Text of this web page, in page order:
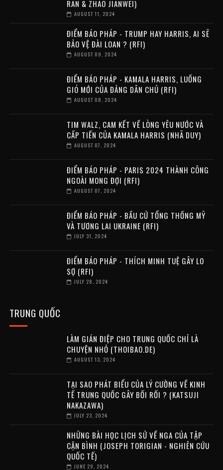
RAN & ZHAO JIANWEI)
AUGUST 11, 2024
ĐIỂM BÁO PHÁP - TRUMP HAY HARRIS, AI SẼ
BẢO VỆ ĐÀI LOAN ? (RFI)
AUGUST 09, 2024
ĐIỂM BÁO PHÁP - KAMALA HARRIS, LUỒNG
GIÓ MỚI CỦA ĐẢNG DÂN CHỦ (RFI)
AUGUST 08, 2024
TIM WALZ, CAM KẾT VỀ LÒNG YÊU NƯỚC VÀ
CẤP TIẾN CỦA KAMALA HARRIS (NHÃ DUY)
AUGUST 07, 2024
ĐIỂM BÁO PHÁP - PARIS 2024 THÀNH CÔNG
NGOÀI MONG ĐỢI (RFI)
AUGUST 07, 2024
ĐIỂM BÁO PHÁP - BẦU CỬ TỔNG THỐNG MỸ
VÀ TƯƠNG LAI UKRAINE (RFI)
JULY 31, 2024
ĐIỂM BÁO PHÁP - THÍCH MINH TUỆ GÂY LO
SỢ (RFI)
JULY 28, 2024
TRUNG QUỐC
LÀM GIÁN ĐIỆP CHO TRUNG QUỐC CHỈ LÀ
CHUYỆN NHỎ (THOIBAO.DE)
AUGUST 13, 2024
TẠI SAO PHÁT BIỂU CỦA LÝ CƯỜNG VỀ KINH
TẾ TRUNG QUỐC GÂY BỐI RỐI ? (KATSUJI
NAKAZAWA)
JULY 23, 2024
NHỮNG BÀI HỌC LỊCH SỬ VỀ NGA CỦA TẬP
CẬN BÌNH (JOSEPH TORIGIAN - NGHIÊN CỨU
QUỐC TẾ)
JUNE 29, 2024